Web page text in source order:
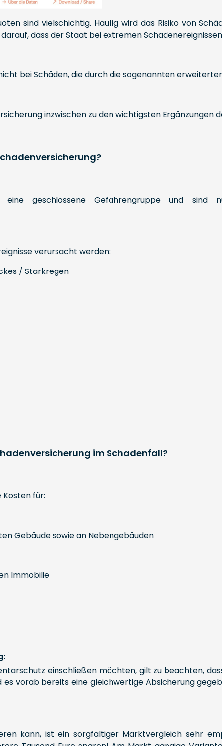
sind vielschichtig. Häufig wird das Risiko von
dass der Staat bei extremen
bei Schäden, die durch die sogenannten
inzwischen zu den wichtigsten Ergänzungen
eine geschlossene Gefahrengruppe und
verursacht werden:
/ Starkregen
im Schadenfall?
für:
Gebäude sowie an Nebengebäuden
Immobilie
einschließen möchten, gilt zu beachten,
es vorab bereits eine gleichwertige Absicherung
kann, ist ein sorgfältiger Marktvergleich sehr